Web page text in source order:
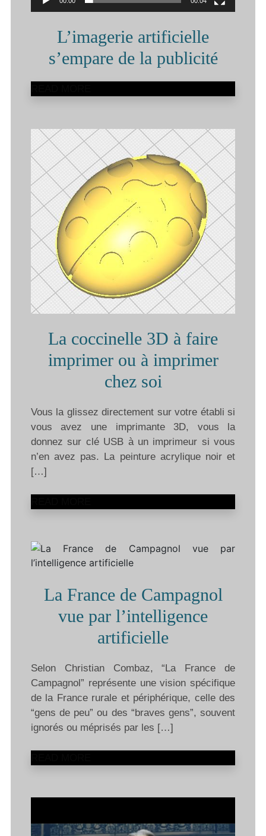
L’imagerie artificielle
s’empare de la publicité
La coccinelle 3D à faire
imprimer ou à imprimer
chez soi
Vous la glissez directement sur votre établi si
vous avez une imprimante 3D, vous la
donnez sur clé USB à un imprimeur si vous
n’en avez pas. La peinture acrylique noir et
[…]
La France de Campagnol
vue par l’intelligence
artificielle
Selon Christian Combaz, “La France de
Campagnol” représente une vision spécifique
de la France rurale et périphérique, celle des
“gens de peu” ou des “braves gens”, souvent
ignorés ou méprisés par les […]